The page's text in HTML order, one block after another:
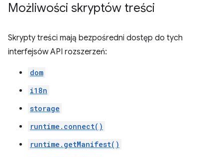
Możliwości skryptów treści
Skrypty treści mają bezpośredni dostęp do tych
interfejsów API rozszerzeń:
dom
i18n
storage
runtime.connect()
runtime.getManifest()